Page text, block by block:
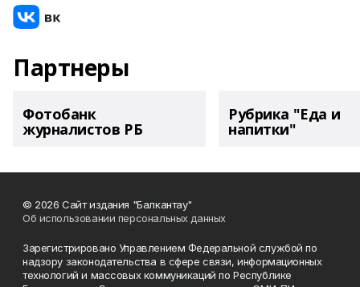
Партнеры
Фотобанк
журналистов РБ
Рубрика "Еда и
напитки"
© 2026 Сайт издания "Балкантау"
Об использовании персональных данных
Зарегистрировано Управлением Федеральной службой по
надзору законодательства в сфере связи, информационных
технологий и массовых коммуникаций по Республике